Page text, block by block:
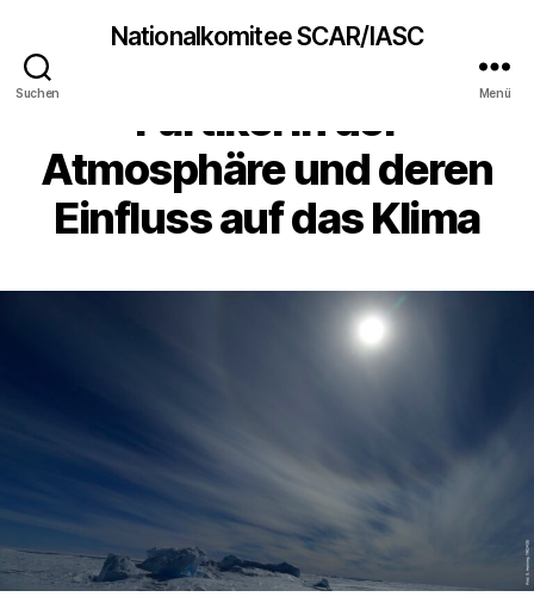
Suchen
Nationalkomitee SCAR/IASC
Menü
Was schwebt denn da?
Partikel in der
Atmosphäre und deren
Einfluss auf das Klima